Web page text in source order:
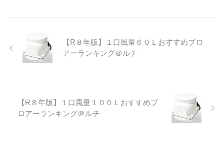
【R８年版】１口風量６０Ｌおすすめブロ
アーランキング＠ルチ
【R８年版】１口風量１００Ｌおすすめブ
ロアーランキング＠ルチ